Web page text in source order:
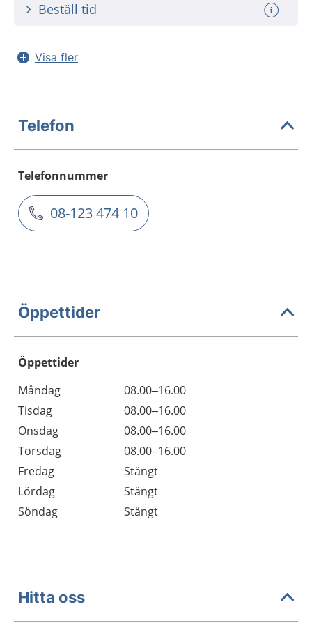
Beställ tid
Visa fler
Telefon
Telefonnummer
08-123 474 10
Öppettider
Öppettider
Dag
Öppettider
Kommentarer
Måndag
08.00–16.00
Tisdag
08.00–16.00
Onsdag
08.00–16.00
Torsdag
08.00–16.00
Fredag
Stängt
Lördag
Stängt
Söndag
Stängt
Hitta oss